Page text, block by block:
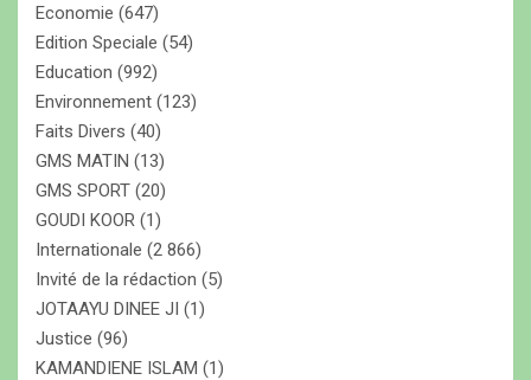
Economie (647)
Edition Speciale (54)
Education (992)
Environnement (123)
Faits Divers (40)
GMS MATIN (13)
GMS SPORT (20)
GOUDI KOOR (1)
Internationale (2 866)
Invité de la rédaction (5)
JOTAAYU DINEE JI (1)
Justice (96)
KAMANDIENE ISLAM (1)